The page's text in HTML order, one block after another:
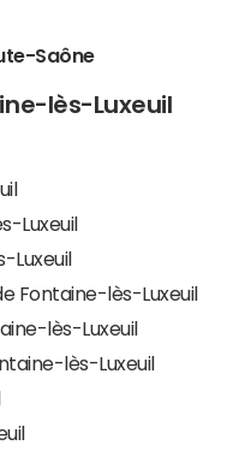
Saône
lès-Luxeuil
Luxeuil
Luxeuil
Fontaine-lès-Luxeuil
lès-Luxeuil
lès-Luxeuil